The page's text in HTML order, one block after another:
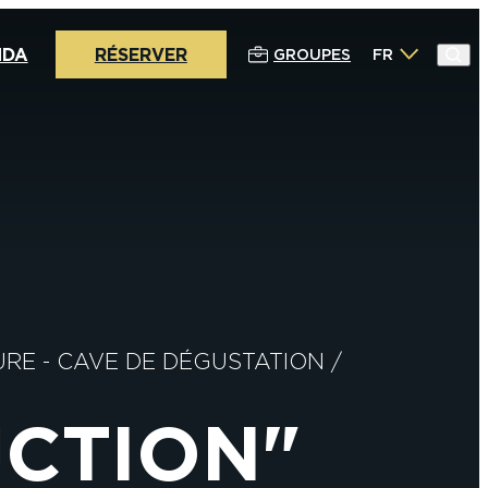
RÉSERVER GROUPES FR
- CAVE DE DÉGUSTATION /